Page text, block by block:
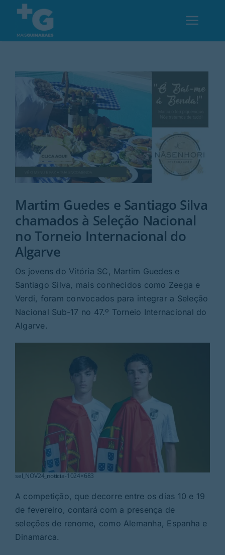
content
Desporto
Rubricas
Jornal
Revista
Search
Martim Guedes e Santiago Silva
chamados à Seleção Nacional
no Torneio Internacional do
Algarve
Os jovens do Vitória SC, Martim Guedes e
Santiago Silva, mais conhecidos como Zeega e
Verdi, foram convocados para integrar a Seleção
Nacional Sub-17 no 47.º Torneio Internacional do
Algarve.
sel_NOV24_noticia-1024×683
A competição, que decorre entre os dias 10 e 19
de fevereiro, contará com a presença de
seleções de renome, como Alemanha, Espanha e
Dinamarca.